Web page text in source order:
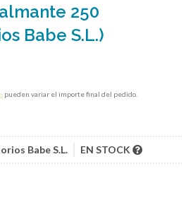
250
Babe S.L.)
pueden variar el importe final del pedido.
Babe S.L. EN STOCK